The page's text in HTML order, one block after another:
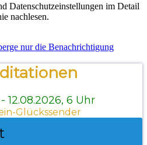
Datenschutzeinstellungen im Detail
nachlesen.
nur die Benachrichtigung
12.08.2026, 6 Uhr
Glückssender